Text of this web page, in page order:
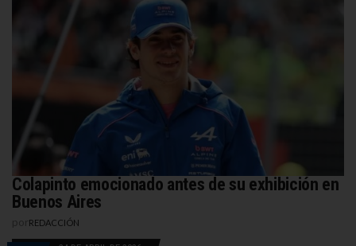
Colapinto emocionado antes de su exhibición en
Buenos Aires
REDACCIÓN